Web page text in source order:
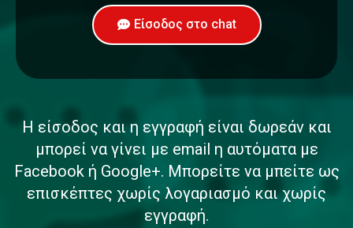
Είσοδος στο chat
Η είσοδος και η εγγραφή είναι δωρεάν και
μπορεί να γίνει με email η αυτόματα με
Facebook ή Google+. Μπορείτε να μπείτε ως
επισκέπτες χωρίς λογαριασμό και χωρίς
εγγραφή.